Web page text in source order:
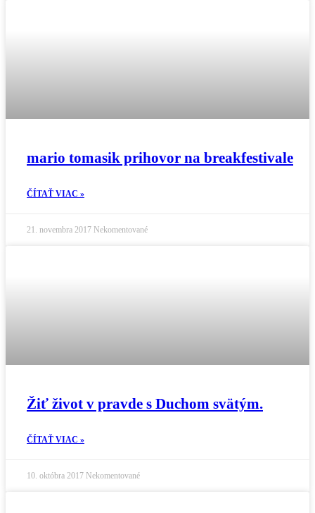
mario tomasik prihovor na breakfestivale
ČÍTAŤ VIAC »
21. novembra 2017 Nekomentované
Žiť život v pravde s Duchom svätým.
ČÍTAŤ VIAC »
10. októbra 2017 Nekomentované